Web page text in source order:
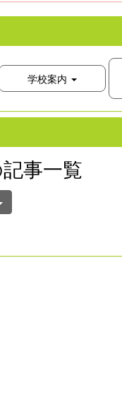
学校案内
事一覧